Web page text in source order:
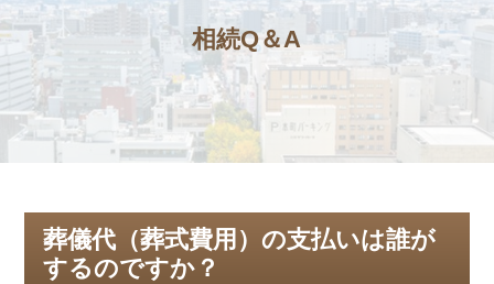
相続Q＆A
葬儀代（葬式費用）の支払いは誰が
するのですか？